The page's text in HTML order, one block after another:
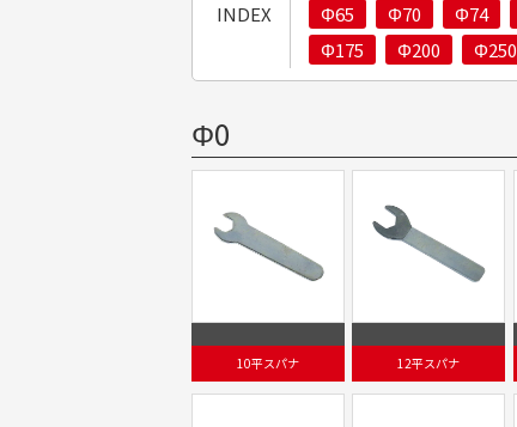
INDEX
Φ65
Φ70 Φ74
Φ175
Φ200 Φ250
Φ0
10平スパナ 12平スパナ